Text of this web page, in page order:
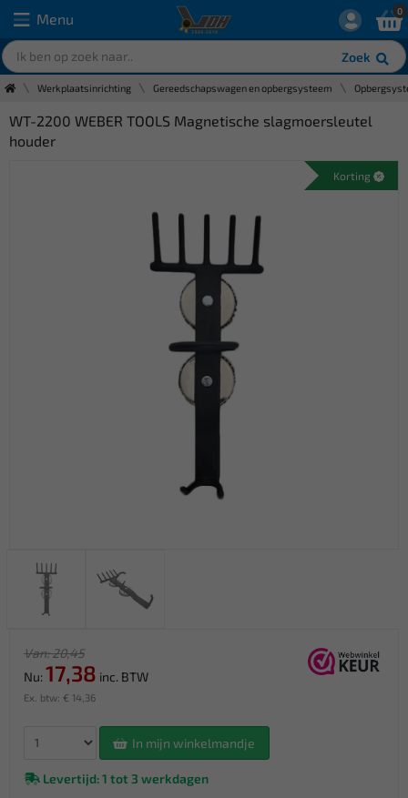
Menu
Zoek
0
Werkplaatsinrichting Gereedschapswagen en opbergsysteem
WT-2200 WEBER TOOLS Magnetische slagmoersleutel
houder
Korting
Van: 20,45
Nu: 17,38 inc. BTW
Ex. btw: € 14,36
In mijn winkelmandje
Levertijd: 1 tot 3 werkdagen